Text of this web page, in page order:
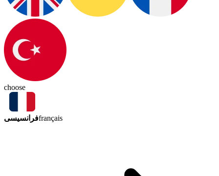
choose
فرانسیسیfrançais